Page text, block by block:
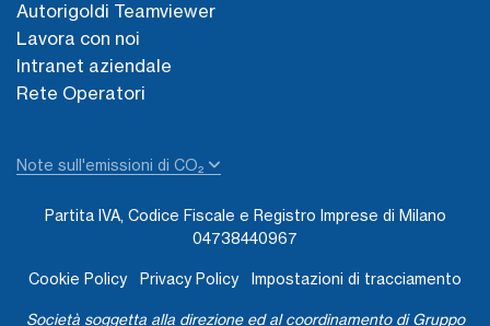
Autorigoldi Teamviewer
Lavora con noi
Intranet aziendale
Rete Operatori
Note sull'emissioni di CO₂
Partita IVA, Codice Fiscale e Registro Imprese di Milano
04738440967
Cookie Policy Privacy Policy Impostazioni di tracciamento
Società soggetta alla direzione ed al coordinamento di Gruppo